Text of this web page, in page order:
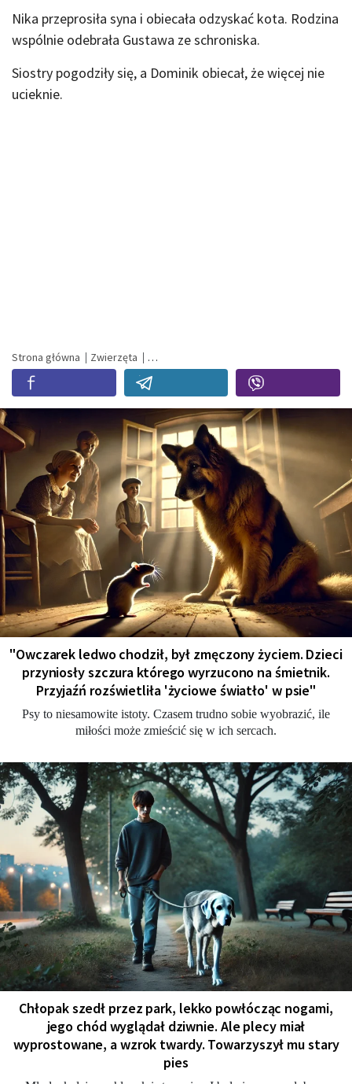
Nika przeprosiła syna i obiecała odzyskać kota. Rodzina
wspólnie odebrała Gustawa ze schroniska.
Siostry pogodziły się, a Dominik obiecał, że więcej nie
ucieknie.
Strona główna Zwierzęta
"Owczarek ledwo chodził, był zmęczony życiem. Dzieci
przyniosły szczura którego wyrzucono na śmietnik.
Przyjaźń rozświetliła 'życiowe światło' w psie"
Psy to niesamowite istoty. Czasem trudno sobie wyobrazić, ile
miłości może zmieścić się w ich sercach.
Chłopak szedł przez park, lekko powłócząc nogami,
jego chód wyglądał dziwnie. Ale plecy miał
wyprostowane, a wzrok twardy. Towarzyszył mu stary
pies